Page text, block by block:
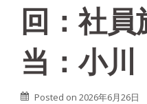
回：社
当：小川
Posted on 2026年6月26日